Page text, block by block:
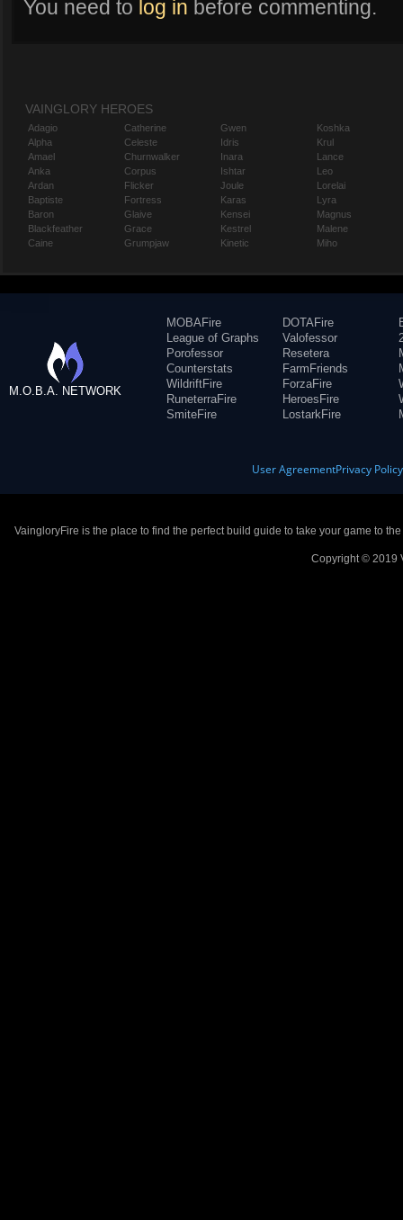
You need to log in before commenting.
VAINGLORY HEROES
Adagio
Alpha
Amael
Anka
Ardan
Baptiste
Baron
Blackfeather
Caine
Catherine
Celeste
Churnwalker
Corpus
Flicker
Fortress
Glaive
Grace
Grumpjaw
Gwen
Idris
Inara
Ishtar
Joule
Karas
Kensei
Kestrel
Kinetic
Koshka
Krul
Lance
Leo
Lorelai
Lyra
Magnus
Malene
Miho
M.O.B.A. NETWORK
MOBAFire
League of Graphs
Porofessor
Counterstats
WildriftFire
RuneterraFire
SmiteFire
DOTAFire
Valofessor
Resetera
FarmFriends
ForzaFire
HeroesFire
LostarkFire
User AgreementPrivacy Policy
VaingloryFire is the place to find the perfect build guide to take your game to
Copyright © 2019